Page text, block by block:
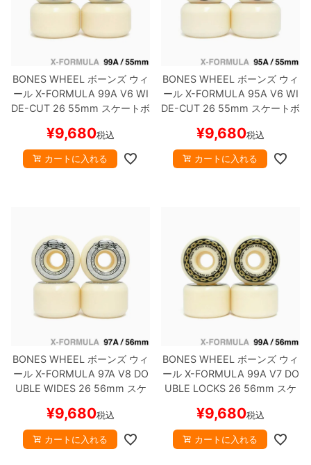
BONES WHEEL ボーンズ ウィ
ールX-FORMULA 99A V6 WI
DE-CUT 26 55mm スケートボ
¥9,680税込
カートに入れる
BONES WHEEL ボーンズ ウィ
ールX-FORMULA 95A V6 WI
DE-CUT 26 55mm スケートボ
¥9,680税込
カートに入れる
BONES WHEEL ボーンズ ウィ
ールX-FORMULA 97A V8 DO
UBLE WIDES 26 56mm スケ
¥9,680税込
カートに入れる
BONES WHEEL ボーンズ ウィ
ールX-FORMULA 99A V7 DO
UBLE LOCKS 26 56mm スケ
¥9,680税込
カートに入れる